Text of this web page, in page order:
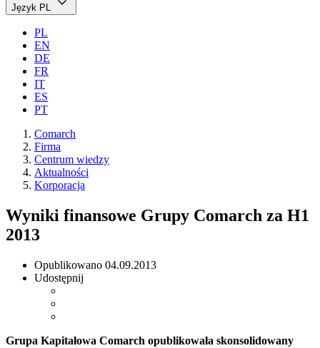
Język PL
PL
EN
DE
FR
IT
ES
PT
Comarch
Firma
Centrum wiedzy
Aktualności
Korporacja
Wyniki finansowe Grupy Comarch za H1
2013
Opublikowano 04.09.2013
Udostępnij
Grupa Kapitałowa Comarch opublikowała skonsolidowany